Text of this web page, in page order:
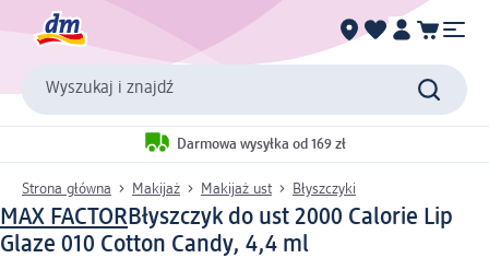
Wyszukaj i znajdź
Darmowa wysyłka od 169 zł
Strona główna Makijaż Makijaż ust Błyszczyki
MAX FACTORBłyszczyk do ust 2000 Calorie Lip
Glaze 010 Cotton Candy, 4,4 ml